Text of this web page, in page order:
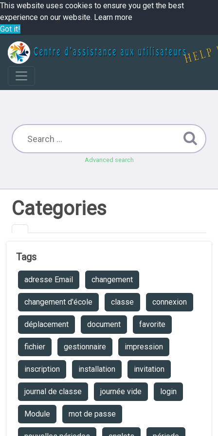
This website uses cookies to ensure you get the best
experience on our website. Learn more
Got it!
Advanced search
Categories
Tags
adresse Email changement
changement d'école classe connexion
déplacement document favorite
fichier gestionnaire impression
inscription installation invitation
journal de classe journée vide login
Module mot de passe